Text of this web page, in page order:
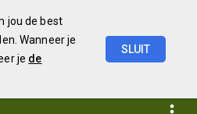
jou de best
Wanneer je
je de
SLUIT